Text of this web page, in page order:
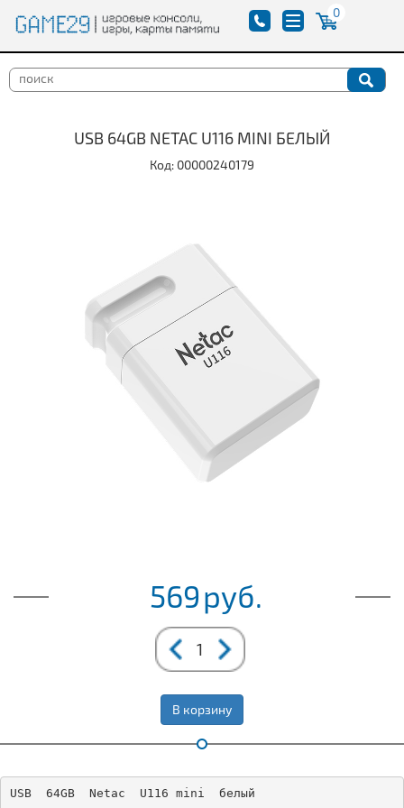
0
USB 64GB NETAC U116 MINI БЕЛЫЙ
Код: 00000240179
569руб.
В корзину
USB  64GB  Netac  U116 mini  белый